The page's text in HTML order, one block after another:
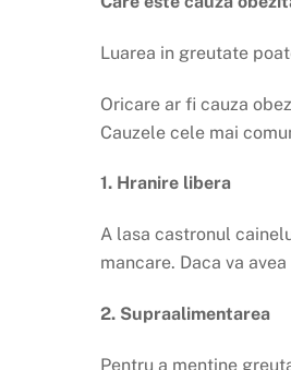
Luarea in greutate
Oricare ar fi cauza
Cauzele cele mai
1. Hranire libera
A lasa castronul
mancare. Daca va
2. Supraalimentarea
Pentru a mentine